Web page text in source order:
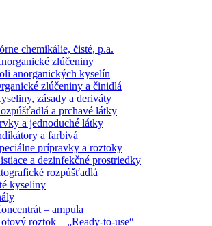
chemikálie, čisté, p.a.
zlúčeniny
anorganických kyselín
zlúčeniny a činidlá
zásady a deriváty
a prchavé látky
a jednoduché látky
a farbivá
prípravky a roztoky
a dezinfekčné prostriedky
rozpúšťadlá
kyseliny
– ampula
roztok – „Ready-to-use“